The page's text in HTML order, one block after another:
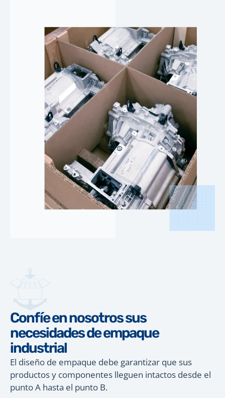
Confíe en nosotros sus
necesidades de empaque
industrial
El diseño de empaque debe garantizar que sus
productos y componentes lleguen intactos desde el
punto A hasta el punto B.